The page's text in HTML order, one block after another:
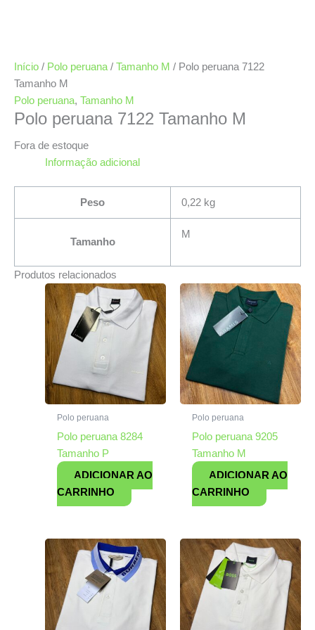
Início / Polo peruana / Tamanho M / Polo peruana 7122
Tamanho M
Polo peruana, Tamanho M
Polo peruana 7122 Tamanho M
Fora de estoque
Informação adicional
Peso 0,22 kg
Tamanho
M
Produtos relacionados
Polo peruana
Polo peruana 8284
Tamanho P
ADICIONAR AO
CARRINHO
Polo peruana
Polo peruana 9205
Tamanho M
ADICIONAR AO
CARRINHO